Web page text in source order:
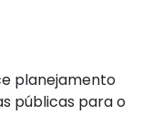
planejamento
públicas para o